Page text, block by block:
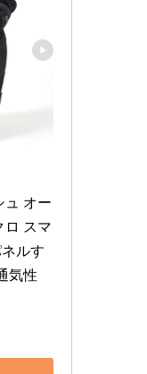
ュ オー
ロ スマ
ルす
気性